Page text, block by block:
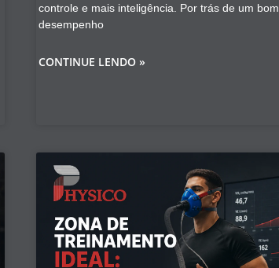
controle e mais inteligência. Por trás de um bom
desempenho
CONTINUE LENDO »